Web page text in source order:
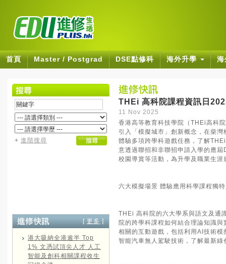
首頁 Master / Postgrad DSE點修科 海外升學
+ 進階搜尋
[ 更多 ]
港大吸納全港逾半 Top
1% 文憑試頂尖人才 人工
智能及創科相關課程收生
THEi 高科院課程資訊日
11 Nov 2025
香港高等教育科技學院（THEi高科
引入「模擬城市」創新概念，在柴
體驗多項跨學科遊戲任務，了解
意透過聯招和非聯招申請入學的應
校園導賞等活動，為升學及職業生涯
六大模擬場景 體驗應用科學課程獨
THEi 高科院的六大學系與語文及通
院的跨學科課程如何結合理論知識
相關的互動遊戲，包括利用AI技術
智能汽車無人駕駛技術，了解最新綠